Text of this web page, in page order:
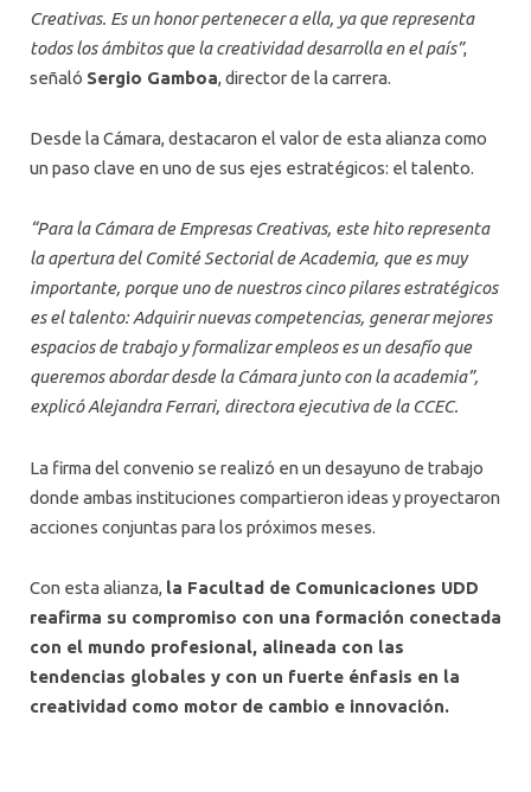
Creativas. Es un honor pertenecer a ella, ya que representa
todos los ámbitos que la creatividad desarrolla en el país”,
señaló Sergio Gamboa, director de la carrera.
Desde la Cámara, destacaron el valor de esta alianza como
un paso clave en uno de sus ejes estratégicos: el talento.
“Para la Cámara de Empresas Creativas, este hito representa
la apertura del Comité Sectorial de Academia, que es muy
importante, porque uno de nuestros cinco pilares estratégicos
es el talento: Adquirir nuevas competencias, generar mejores
espacios de trabajo y formalizar empleos es un desafío que
queremos abordar desde la Cámara junto con la academia”,
explicó Alejandra Ferrari, directora ejecutiva de la CCEC.
La firma del convenio se realizó en un desayuno de trabajo
donde ambas instituciones compartieron ideas y proyectaron
acciones conjuntas para los próximos meses.
Con esta alianza, la Facultad de Comunicaciones UDD
reafirma su compromiso con una formación conectada
con el mundo profesional, alineada con las
tendencias globales y con un fuerte énfasis en la
creatividad como motor de cambio e innovación.